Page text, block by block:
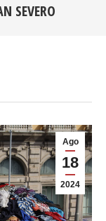
SEVERO
Ago
18
2024